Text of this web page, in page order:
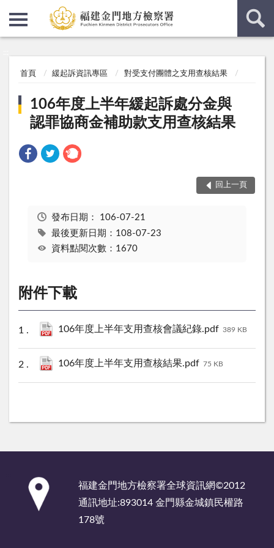
首頁 緩起訴資訊專區 對受支付團體之支用查核結果
106年度上半年緩起訴處分金與
認罪協商金補助款支用查核結果
回上一頁
發布日期： 106-07-21
最後更新日期：108-07-23
資料點閱次數：1670
附件下載
106年度上半年支用查核會議紀錄.pdf 389 KB
106年度上半年支用查核結果.pdf 75 KB
福建金門地方檢察署全球資訊網©2012
通訊地址:893014 金門縣金城鎮民權路
178號